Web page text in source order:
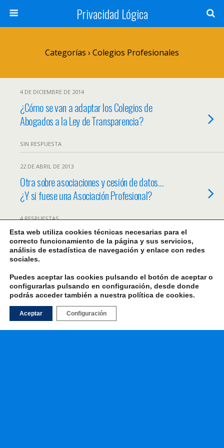
Privacidad Lógica
Categorías › Colegios Profesionales
4 DE DICIEMBRE DE 2014
¿Cómo se van a adaptar los Colegios de
Abogados a la Ley de Transparencia?
SIN RESPUESTA
22 DE ABRIL DE 2013
Otra sobre asociaciones y cesión de datos…
¿Y si fuese una Asociación Profesional?
4 RESPUESTAS
Volver arriba
Móvil Escritorio
Esta web utiliza cookies técnicas necesarias para el
correcto funcionamiento de la página y sus servicios,
análisis de estadística de navegación y enlace con redes
sociales.
Puedes aceptar las cookies pulsando el botón de aceptar o
configurarlas pulsando en configuración, desde donde
podrás acceder también a nuestra política de cookies.
Aceptar Configuración